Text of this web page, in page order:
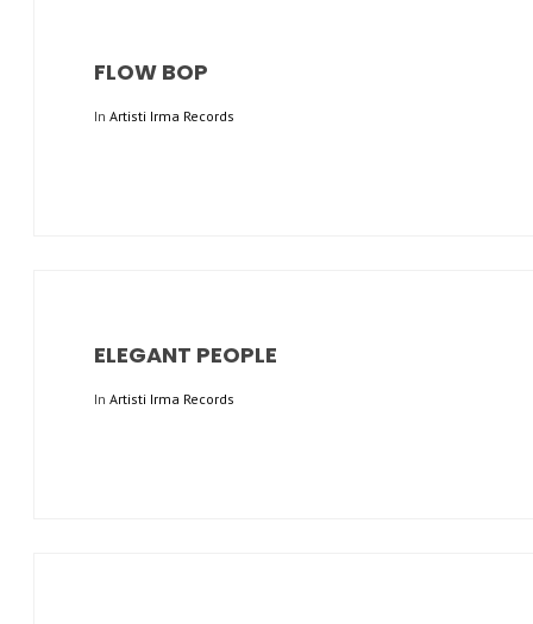
FLOW BOP
In Artisti Irma Records
ELEGANT PEOPLE
In Artisti Irma Records